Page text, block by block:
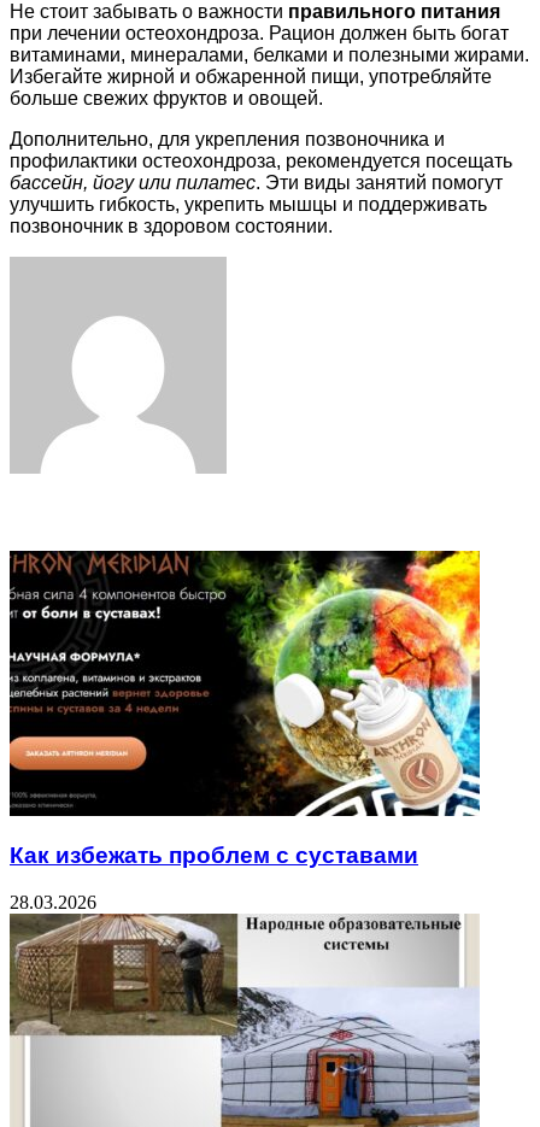
Не стоит забывать о важности правильного питания
при лечении остеохондроза. Рацион должен быть богат
витаминами, минералами, белками и полезными жирами.
Избегайте жирной и обжаренной пищи, употребляйте
больше свежих фруктов и овощей.
Дополнительно, для укрепления позвоночника и
профилактики остеохондроза, рекомендуется посещать
бассейн, йогу или пилатес. Эти виды занятий помогут
улучшить гибкость, укрепить мышцы и поддерживать
позвоночник в здоровом состоянии.
Как избежать проблем с суставами
28.03.2026